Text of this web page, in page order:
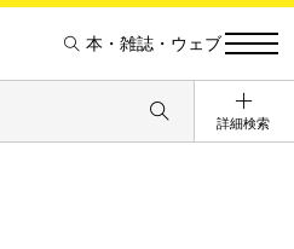
本・雑誌・ウェブ
詳細検索